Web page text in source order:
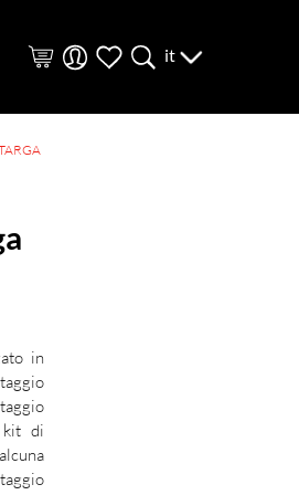
it
in
kit di